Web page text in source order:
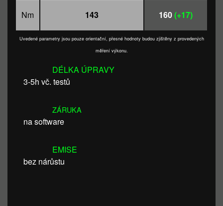
Nm 143 160(+17)
Uvedené parametry jsou pouze orientační, přesné hodnoty budou zjištěny z provedených
měření výkonu.
DÉLKA ÚPRAVY
3-5h vč. testů
ZÁRUKA
na software
EMISE
bez nárůstu